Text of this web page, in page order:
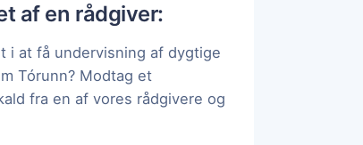
af en rådgiver:
i at få undervisning af dygtige
Tórunn? Modtag et
fra en af vores rådgivere og